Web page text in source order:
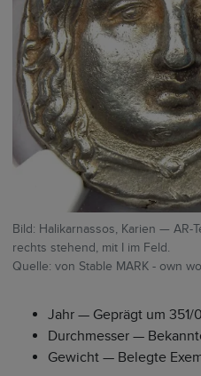
Bild: Halikarnassos, Karien — AR-
rechts stehend, mit I im Feld.
Quelle: von Stable MARK - own
Jahr — Geprägt um 351/
Durchmesser —
Gewicht — Belegte